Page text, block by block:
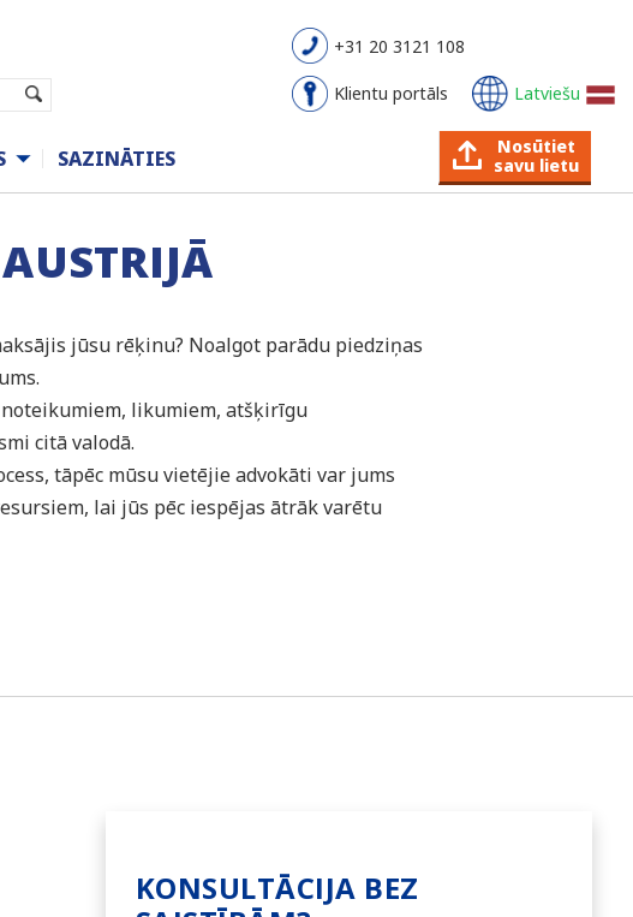
+31 20 3121 108
Klientu portāls Latviešu
SAZINĀTIES
Nosūtiet
savu lietu
jūsu rēķinu? Noalgot parādu piedziņas
likumiem, atšķirīgu
citā valodā.
tāpēc mūsu vietējie advokāti var jums
lai jūs pēc iespējas ātrāk varētu
KONSULTĀCIJA BEZ